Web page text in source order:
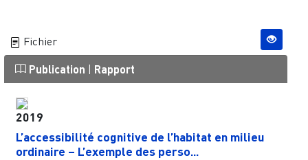
Fichier
Publication | Rapport
2019
L’accessibilité cognitive de l’habitat en milieu
ordinaire – L’exemple des perso...